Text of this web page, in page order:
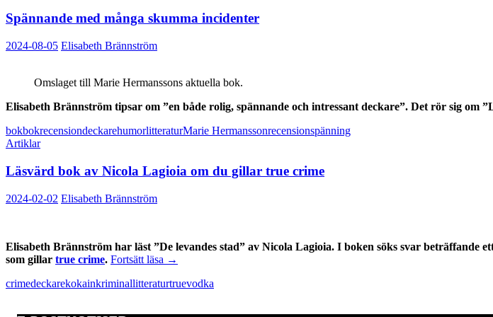
Spännande med många skumma incidenter
2024-08-05 Elisabeth Brännström
Omslaget till Marie Hermanssons aktuella bok.
Elisabeth Brännström tipsar om ”en både rolig, spännande och intressant deckare”. Det rör sig om
bokbokrecensiondeckarehumorlitteraturMarie Hermanssonrecensionspänning
Artiklar
Läsvärd bok av Nicola Lagioia om du gillar true crime
2024-02-02 Elisabeth Brännström
Elisabeth Brännström har läst ”De levandes stad” av Nicola Lagioia. I boken söks svar beträffande
som gillar true crime. Fortsätt läsa Läsvärd
av
→
crimedeckarekokainkriminallitteraturtruevodka